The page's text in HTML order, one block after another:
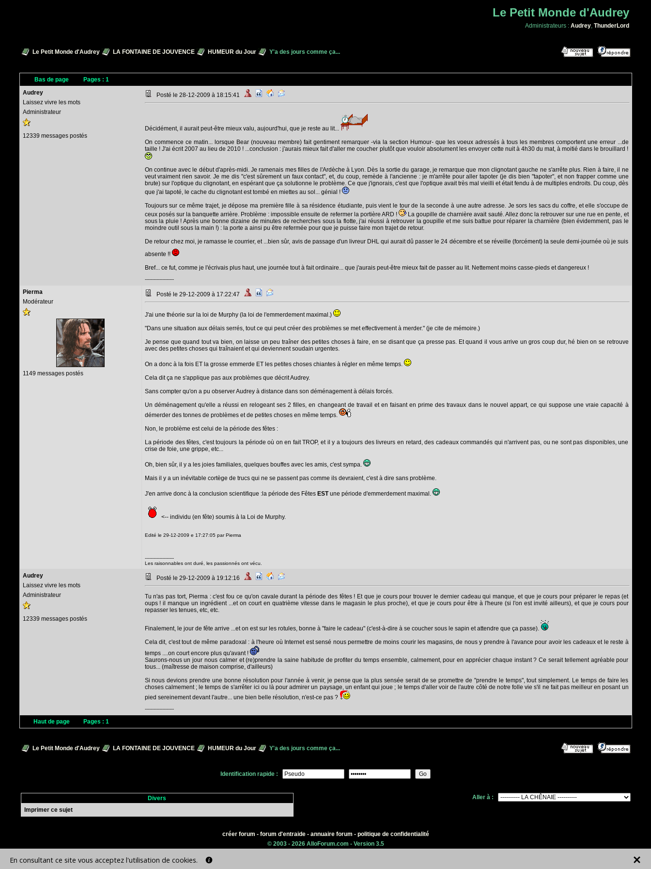
Le Petit Monde d'Audrey
Administrateurs : Audrey, ThunderLord
Le Petit Monde d'Audrey LA FONTAINE DE JOUVENCE HUMEUR du Jour Y'a des jours comme ça...
Bas de page Pages : 1
Audrey
Laissez vivre les mots
Administrateur
12339 messages postés
Posté le 28-12-2009 à 18:15:41
Décidément, il aurait peut-être mieux valu, aujourd'hui, que je reste au lit...
On commence ce matin... lorsque Bear (nouveau membre) fait gentiment remarquer -via la section Humour- que les voeux adressés à tous les membres comportent une erreur ...de
taille ! J'ai écrit 2007 au lieu de 2010 ! ...conclusion : j'aurais mieux fait d'aller me coucher plutôt que vouloir absolument les envoyer cette nuit à 4h30 du mat, à moitié dans le brouillard !
On continue avec le début d'après-midi. Je ramenais mes filles de l'Ardèche à Lyon. Dès la sortie du garage, je remarque que mon clignotant gauche ne s'arrête plus. Rien à faire, il ne
veut vraiment rien savoir. Je me dis "c'est sûrement un faux contact", et, du coup, remède à l'ancienne : je m'arrête pour aller tapoter (je dis bien "tapoter", et non frapper comme une
brute) sur l'optique du clignotant, en espérant que ça solutionne le problème. Ce que j'ignorais, c'est que l'optique avait très mal vieilli et était fendu à de multiples endroits. Du coup, dès
que j'ai tapoté, le cache du clignotant est tombé en miettes au sol... génial !
Toujours sur ce même trajet, je dépose ma première fille à sa résidence étudiante, puis vient le tour de la seconde à une autre adresse. Je sors les sacs du coffre, et elle s'occupe de
ceux posés sur la banquette arrière. Problème : impossible ensuite de refermer la portière ARD !
La goupille de charnière avait sauté. Allez donc la retrouver sur une rue en pente, et
sous la pluie ! Après une bonne dizaine de minutes de recherches sous la flotte, j'ai réussi à retrouver la goupille et me suis battue pour réparer la charnière (bien évidemment, pas le
moindre outil sous la main !) : la porte a ainsi pu être refermée pour que je puisse faire mon trajet de retour.
De retour chez moi, je ramasse le courrier, et ...bien sûr, avis de passage d'un livreur DHL qui aurait dû passer le 24 décembre et se réveille (forcément) la seule demi-journée où je suis
absente !!
Bref... ce fut, comme je l'écrivais plus haut, une journée tout à fait ordinaire... que j'aurais peut-être mieux fait de passer au lit. Nettement moins casse-pieds et dangereux !
--------------------
Pierma
Modérateur
1149 messages postés
Posté le 29-12-2009 à 17:22:47
J'ai une théorie sur la loi de Murphy (la loi de l'emmerdement maximal.)
"Dans une situation aux délais serrés, tout ce qui peut créer des problèmes se met effectivement à merder." (je cite de mémoire.)
Je pense que quand tout va bien, on laisse un peu traîner des petites choses à faire, en se disant que ça presse pas. Et quand il vous arrive un gros coup dur, hé bien on se retrouve
avec des petites choses qui traînaient et qui deviennent soudain urgentes.
On a donc à la fois ET la grosse emmerde ET les petites choses chiantes à régler en même temps.
Cela dit ça ne s'applique pas aux problèmes que décrit Audrey.
Sans compter qu'on a pu observer Audrey à distance dans son déménagement à délais forcés.
Un déménagement qu'elle a réussi en relogeant ses 2 filles, en changeant de travail et en faisant en prime des travaux dans le nouvel appart, ce qui suppose une vraie capacité à
démerder des tonnes de problèmes et de petites choses en même temps.
Non, le problème est celui de la période des fêtes :
La période des fêtes, c'est toujours la période où on en fait TROP, et il y a toujours des livreurs en retard, des cadeaux commandés qui n'arrivent pas, ou ne sont pas disponibles, une
crise de foie, une grippe, etc...
Oh, bien sûr, il y a les joies familiales, quelques bouffes avec les amis, c'est sympa.
Mais il y a un inévitable cortège de trucs qui ne se passent pas comme ils devraient, c'est à dire sans problème.
J'en arrive donc à la conclusion scientifique :la période des Fêtes ESTune période d'emmerdement maximal.
<-- individu (en fête) soumis à la Loi de Murphy.
Edité le 29-12-2009 e 17:27:05 par Pierma
--------------------
Les raisonnables ont duré, les passionnés ont vécu.
Audrey
Laissez vivre les mots
Administrateur
12339 messages postés
Posté le 29-12-2009 à 19:12:16
Tu n'as pas tort, Pierma : c'est fou ce qu'on cavale durant la période des fêtes ! Et que je cours pour trouver le dernier cadeau qui manque, et que je cours pour préparer le repas (et
oups ! il manque un ingrédient ...et on court en quatrième vitesse dans le magasin le plus proche), et que je cours pour être à l'heure (si l'on est invité ailleurs), et que je cours pour
repasser les tenues, etc, etc.
Finalement, le jour de fête arrive ...et on est sur les rotules, bonne à "faire le cadeau" (c'est-à-dire à se coucher sous le sapin et attendre que ça passe).
Cela dit, c'est tout de même paradoxal : à l'heure où Internet est sensé nous permettre de moins courir les magasins, de nous y prendre à l'avance pour avoir les cadeaux et le reste à
temps ....on court encore plus qu'avant !
Saurons-nous un jour nous calmer et (re)prendre la saine habitude de profiter du temps ensemble, calmement, pour en apprécier chaque instant ? Ce serait tellement agréable pour
tous... (maîtresse de maison comprise, d'ailleurs)
Si nous devions prendre une bonne résolution pour l'année à venir, je pense que la plus sensée serait de se promettre de "prendre le temps", tout simplement. Le temps de faire les
choses calmement ; le temps de s'arrêter ici ou là pour admirer un paysage, un enfant qui joue ; le temps d'aller voir de l'autre côté de notre folle vie s'il ne fait pas meilleur en posant un
pied sereinement devant l'autre... une bien belle résolution, n'est-ce pas ?
--------------------
Haut de page Pages : 1
Le Petit Monde d'Audrey LA FONTAINE DE JOUVENCE HUMEUR du Jour Y'a des jours comme ça...
Identification rapide :
Divers
Imprimer ce sujet
Aller à :
créer forum - forum d'entraide- annuaire forum - politique de confidentialité
© 2003 - 2026 AlloForum.com - Version 3.5
En consultant ce site vous acceptez l'utilisation de cookies.